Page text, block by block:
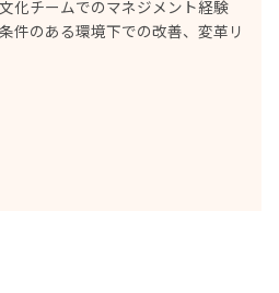
化チームでのマネジメント経験
件のある環境下での改善、変革リ